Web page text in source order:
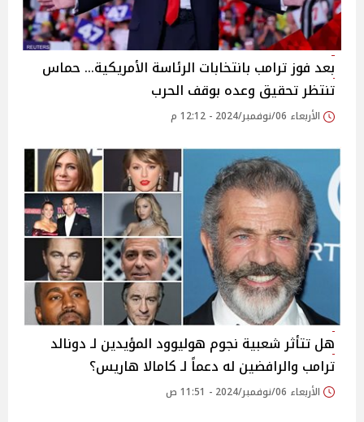
بعد فوز ترامب بانتخابات الرئاسة الأمريكية... حماس
تنتظر تحقيق وعده بوقف الحرب
الأربعاء 06/نوفمبر/2024 - 12:12 م
هل تتأثر شعبية نجوم هوليوود المؤيدين لـ دونالد
ترامب والرافضين له دعماً لـ كامالا هاريس؟
الأربعاء 06/نوفمبر/2024 - 11:51 ص